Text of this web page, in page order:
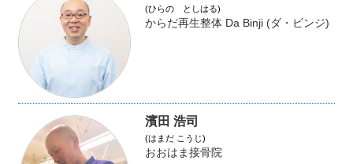
(ひらの としはる)
からだ再生整体 Da Binji (ダ・ビンジ)
濱田 浩司
(はまだ こうじ)
おおはま接骨院